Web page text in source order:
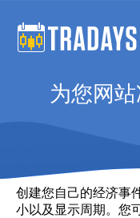
为您网
创建您自己的经济事
小以及显示周期。您